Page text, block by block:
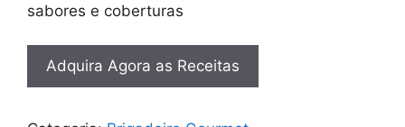
sabores e coberturas
Adquira Agora as Receitas